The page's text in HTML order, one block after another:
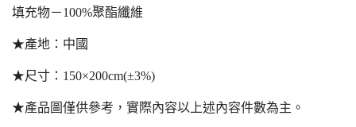
填充物－100%聚酯纖維
★產地：中國
★尺寸：150×200cm(±3%)
★產品圖僅供參考，實際內容以上述內容件數為主。